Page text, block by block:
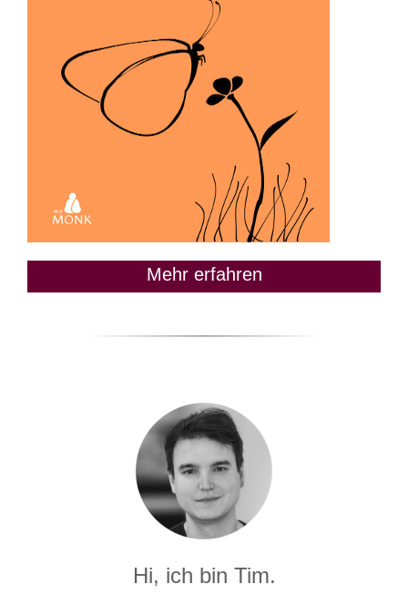
Mehr erfahren
Hi, ich bin Tim.